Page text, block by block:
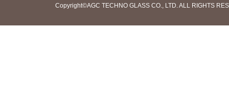
Copyright©AGC TECHNO GLASS CO., LTD. ALL RIGHTS